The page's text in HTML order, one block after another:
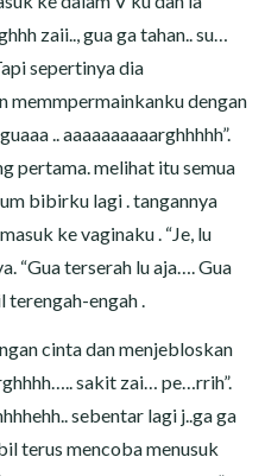
zaii.., gua ga tahan.. su…
sepertinya dia
memmpermainkanku dengan
.. aaaaaaaaaarghhhhh”.
pertama. melihat itu semua
bibirku lagi . tangannya
ke vaginaku . “Je, lu
“Gua terserah lu aja…. Gua
terengah-engah .
cinta dan menjebloskan
sakit zai… pe…rrih”.
sebentar lagi j..ga ga
terus mencoba menusuk